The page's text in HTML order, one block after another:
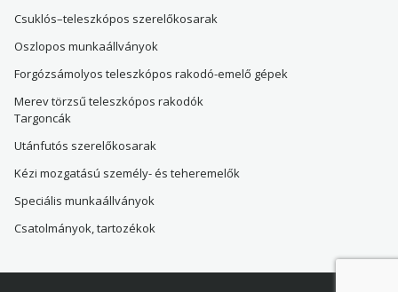
Csuklós–teleszkópos szerelőkosarak
Oszlopos munkaállványok
Forgózsámolyos teleszkópos rakodó-emelő gépek
Merev törzsű teleszkópos rakodók
Targoncák
Utánfutós szerelőkosarak
Kézi mozgatású személy- és teheremelők
Speciális munkaállványok
Csatolmányok, tartozékok